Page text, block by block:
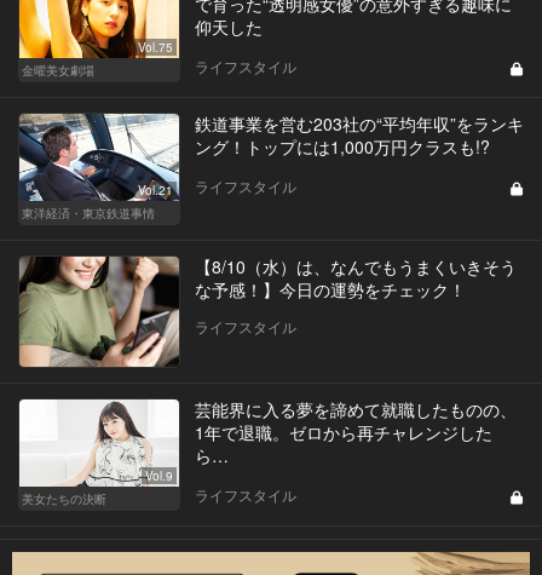
Vol.75
金曜美女劇場
仰天した
ライフスタイル
Vol.21
東洋経済・東京鉄道事情
鉄道事業を営む203社の“平均年収”をランキ
ング！トップには1,000万円クラスも!?
ライフスタイル
【8/10（水）は、なんでもうまくいきそう
な予感！】今日の運勢をチェック！
ライフスタイル
Vol.9
美女たちの決断
芸能界に入る夢を諦めて就職したものの、
1年で退職。ゼロから再チャレンジした
ら…
ライフスタイル